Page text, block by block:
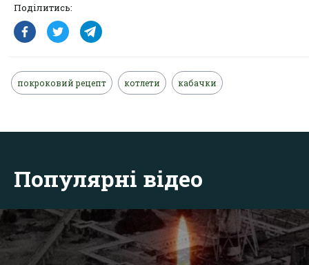
Поділитись:
покроковий рецепт котлети кабачки
Популярні відео